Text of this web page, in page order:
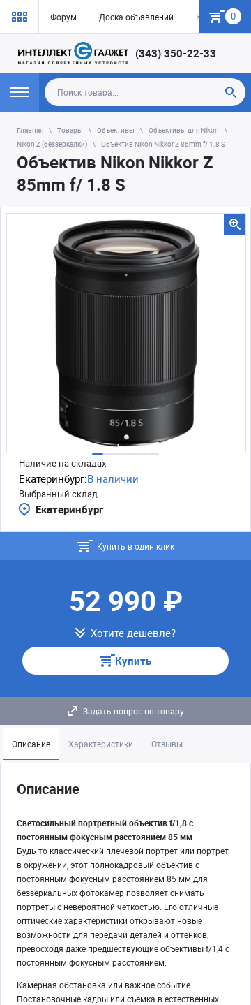
Форум Доска объявлений Как купить
0
(343) 350-22-33
Главная Товары Объективы
Объективы для Nikon
Nikon Z (беззеркалки)
Объектив Nikon Nikkor Z 85mm f/ 1.8 S
Объектив Nikon Nikkor Z
85mm f/ 1.8 S
Наличие на складах
Екатеринбург:В наличии
Выбранный склад
Екатеринбург
Купить в один клик
52 990 ₽
Хотите дешевле?
Купить
Задать вопрос по товару
Описание Характеристики Отзывы
Описание
Светосильный портретный объектив f/1,8 с
постоянным фокусным расстоянием 85 мм
Будь то классический плечевой портрет или портрет
в окружении, этот полнокадровый объектив с
постоянным фокусным расстоянием 85 мм для
беззеркальных фотокамер позволяет снимать
портреты с невероятной четкостью. Его отличные
оптические характеристики открывают новые
возможности для передачи деталей и оттенков,
превосходя даже предшествующие объективы f/1,4 с
постоянным фокусным расстоянием.
Камерная обстановка или важное событие.
Постановочные кадры или съемка в естественных